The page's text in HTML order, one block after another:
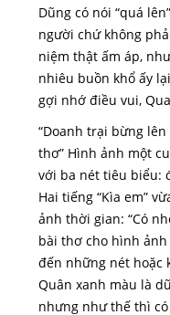
Dũng có nói “quá
người chứ không
niệm thật ấm áp,
nhiêu buồn khổ ấy
gợi nhớ điều vui,
“Doanh trại bừng
thơ” Hình ảnh một
với ba nét tiêu biểu:
Hai tiếng “Kìa em”
ảnh thời gian: “Có
bài thơ cho hình
đến những nét hoặc
Quân xanh màu là
nhưng như thế thì